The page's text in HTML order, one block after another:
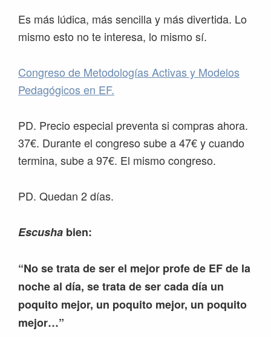
Es más lúdica, más sencilla y más divertida. Lo
mismo esto no te interesa, lo mismo sí.
Congreso de Metodologías Activas y Modelos
Pedagógicos en EF.
PD. Precio especial preventa si compras ahora.
37€. Durante el congreso sube a 47€ y cuando
termina, sube a 97€. El mismo congreso.
PD. Quedan 2 días.
Escusha bien:
“No se trata de ser el mejor profe de EF de la
noche al día, se trata de ser cada día un
poquito mejor, un poquito mejor, un poquito
mejor…”